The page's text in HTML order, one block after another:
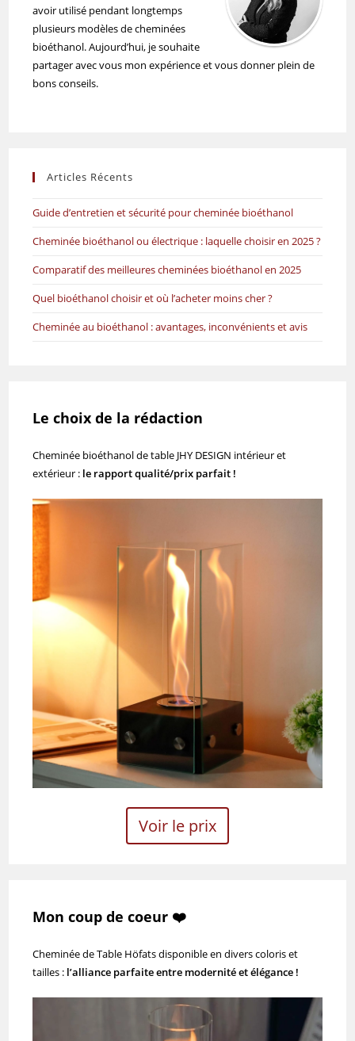
avoir utilisé pendant longtemps
plusieurs modèles de cheminées
bioéthanol. Aujourd’hui, je souhaite
partager avec vous mon expérience et vous donner plein de
bons conseils.
Articles Récents
Guide d’entretien et sécurité pour cheminée bioéthanol
Cheminée bioéthanol ou électrique : laquelle choisir en 2025 ?
Comparatif des meilleures cheminées bioéthanol en 2025
Quel bioéthanol choisir et où l’acheter moins cher ?
Cheminée au bioéthanol : avantages, inconvénients et avis
Le choix de la rédaction
Cheminée bioéthanol de table JHY DESIGN intérieur et
extérieur : le rapport qualité/prix parfait !
Voir le prix
Mon coup de coeur ❤️
Cheminée de Table Höfats disponible en divers coloris et
tailles : l’alliance parfaite entre modernité et élégance !